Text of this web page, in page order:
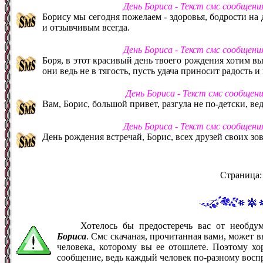
День Бориса - Текст смс
Борису мы сегодня пожелаем - здоровья, бодрости
и отзывчивым всегда.
День Бориса - Текст смс
Боря, в этот красивый день твоего рождения хотим
они ведь не в тягость, пусть удача приносит радость
День Бориса - Текст смс
Вам, Борис, большой привет, разгула не по-детски,
День Бориса - Текст смс
День рождения встречай, Борис, всех друзей своих
Хотелось бы предостеречь вас от
Бориса. Смс скачаная, прочитанная вами, может
человека, которому вы ее отошлете. Поэтому
сообщение, ведь каждый человек по-разному